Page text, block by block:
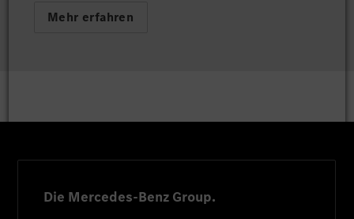
Mehr erfahren
Die Mercedes-Benz Group.